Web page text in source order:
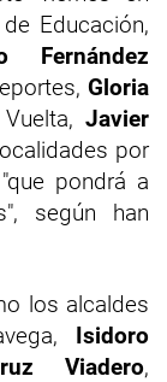
Educación,
Fernández
Gloria
Javier
por
pondrá a
según han
los alcaldes
Isidoro
Viadero,